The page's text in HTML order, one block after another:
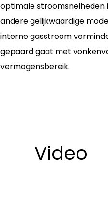
optimale stroomsnelheden
andere gelijkwaardige
interne gasstroom
gepaard gaat met
vermogensbereik.
Video